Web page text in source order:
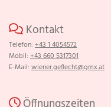
 Kontakt
Telefon: +43 1 4054572
Mobil: +43 660 5317301
E-Mail: wiener.geflecht@gmx.at
